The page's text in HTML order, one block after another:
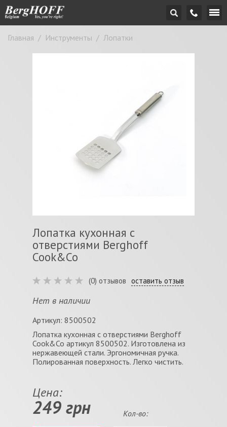
Главная / Инструменты / Лопатки
Лопатка кухонная с
отверстиями Berghoff
Cook&Co
(0) отзывов оставить отзыв
Нет в наличии
Артикул: 8500502
Лопатка кухонная с отверстиями Berghoff
Cook&Co артикул 8500502. Изготовлена из
нержавеющей стали. Эргономичная ручка.
Полированная поверхность. Легко чистить.
Цена:
249 грн Кол-во: